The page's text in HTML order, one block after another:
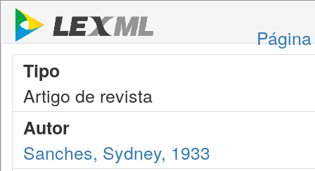
Tipo
Artigo de revista
Autor
Sanches, Sydney, 1933